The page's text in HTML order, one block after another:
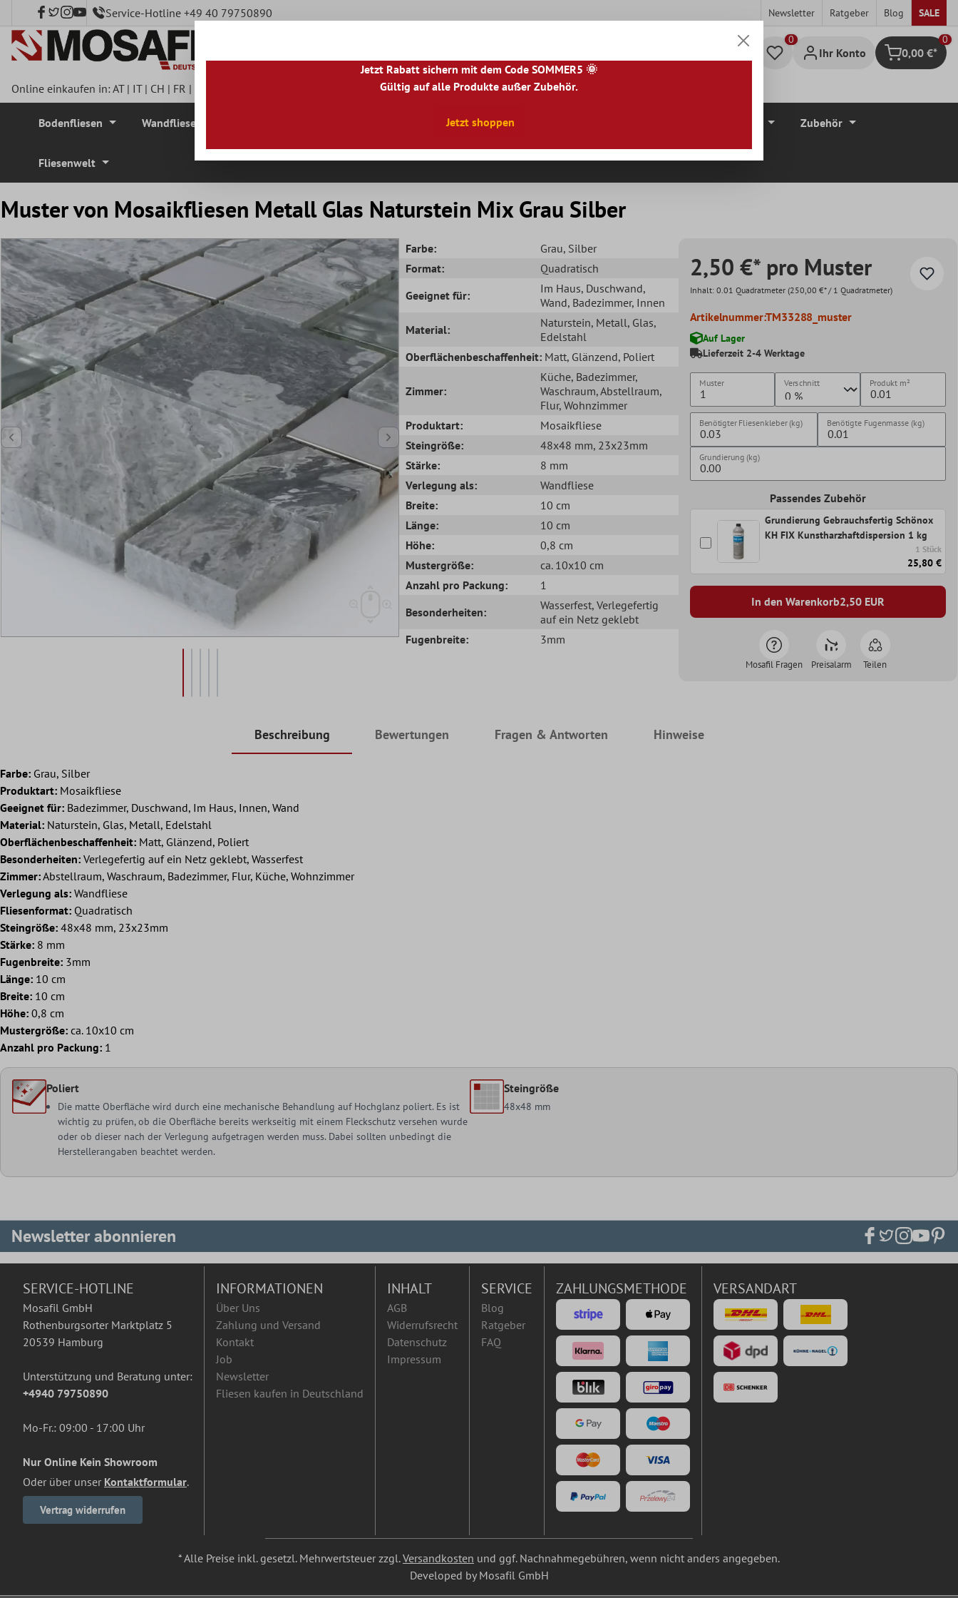
springen Service-Hotline +49 40 79750890 Newsletter Ratgeber Blog SALE
Ihr Konto Warenkorb
0
0,00 €*
Online einkaufen in:AT| IT| CH | FR | |PL|PT|FI|GR|RO|NO|HU|BG|HR|
Bodenfliesen Wandfliesen Terrassenplatten Zubehör
Fliesenwelt
Muster von Mosaikfliesen Metall Glas Naturstein Mix Grau Silber
Farbe: Grau, Silber
Format:
Quadratisch
Geeignet für:
Im Haus, Duschwand,
Wand, Badezimmer, Innen
Material:
Naturstein, Metall, Glas,
Edelstahl
Oberflächenbeschaffenheit: Matt, Glänzend, Poliert
Zimmer:
Küche, Badezimmer,
Waschraum, Abstellraum,
Flur, Wohnzimmer
Produktart:
Mosaikfliese
Steingröße:
48x48 mm, 23x23mm
Stärke:
8 mm
Verlegung als:
Wandfliese
Breite:
10 cm
Länge:
10 cm
Höhe:
0,8 cm
Mustergröße:
ca. 10x10 cm
Anzahl pro Packung:
1
Besonderheiten:
Wasserfest, Verlegefertig
auf ein Netz geklebt
Fugenbreite:
3mm
2,50 €* pro Muster
Inhalt: 0.01 Quadratmeter (250,00 €* / 1 Quadratmeter)
Artikelnummer:TM33288_muster
Auf Lager
Lieferzeit 2-4 Werktage
Muster Verschnitt Produkt m²
Benötigter Fliesenkleber (kg) Benötigte Fugenmasse (kg)
Grundierung (kg)
Passendes Zubehör
Grundierung Gebrauchsfertig Schönox
KH FIX Kunstharzhaftdispersion 1 kg
1 Stück
25,80 €
In den Warenkorb2,50EUR
Mosafil Fragen Preisalarm Teilen
Beschreibung Bewertungen Fragen & Antworten Hinweise
Farbe: Grau, Silber
Produktart: Mosaikfliese
Geeignet für: Badezimmer, Duschwand, Im Haus, Innen, Wand
Material: Naturstein, Glas, Metall, Edelstahl
Oberflächenbeschaffenheit: Matt, Glänzend, Poliert
Besonderheiten: Verlegefertig auf ein Netz geklebt, Wasserfest
Zimmer:Abstellraum, Waschraum, Badezimmer, Flur, Küche, Wohnzimmer
Verlegung als: Wandfliese
Fliesenformat: Quadratisch
Steingröße: 48x48 mm, 23x23mm
Stärke: 8 mm
Fugenbreite: 3mm
Länge: 10 cm
Breite: 10 cm
Höhe: 0,8 cm
Mustergröße: ca. 10x10 cm
Anzahl pro Packung: 1
Poliert
Die matte Oberfläche wird durch eine mechanische Behandlung auf Hochglanz poliert. Es ist
wichtig zu prüfen, ob die Oberfläche bereits werkseitig mit einem Fleckschutz versehen wurde
oder ob dieser nach der Verlegung aufgetragen werden muss. Dabei sollten unbedingt die
Herstellerangaben beachtet werden.
Steingröße
48x48 mm
Newsletter abonnieren
SERVICE-HOTLINE
Mosafil GmbH
Rothenburgsorter Marktplatz 5
20539 Hamburg
Unterstützung und Beratung unter:
+4940 79750890
Mo-Fr.: 09:00 - 17:00 Uhr
Nur Online Kein Showroom
Oder über unser Kontaktformular.
Vertrag widerrufen
INFORMATIONEN
Über Uns
Zahlung und Versand
Kontakt
Job
Newsletter
Fliesen kaufen in Deutschland
INHALT
AGB
Widerrufsrecht
Datenschutz
Impressum
SERVICE
Blog
Ratgeber
FAQ
ZAHLUNGSMETHODE VERSANDART
* Alle Preise inkl. gesetzl. Mehrwertsteuer zzgl.Versandkosten und ggf. Nachnahmegebühren, wenn nicht anders angegeben.
Developed by Mosafil GmbH
Jetzt Rabatt sichern mit dem Code SOMMER5 🌞
Gültig auf alle Produkte außer Zubehör.
Jetzt shoppen